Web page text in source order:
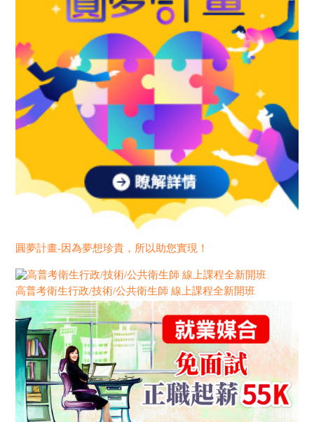
圓夢計畫-因為夢想珍貴，所以助您實現！
高普考衛生行政/技術/公共衛生師 線上課程全新開班